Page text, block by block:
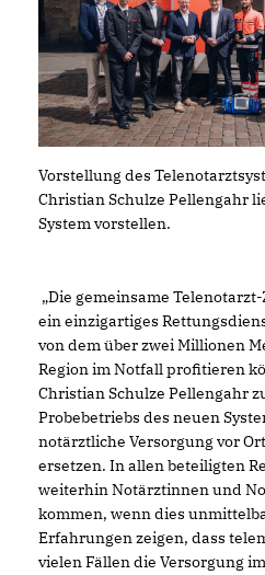
Vorstellung des
Christian Schulze Pellengahr
System vorstellen.
Die gemeinsame
ein einzigartiges
von dem über zwei Millionen
Region im Notfall profitieren
Christian Schulze Pellengahr
Probebetriebs des neuen
notärztliche Versorgung vor
ersetzen. In allen beteiligten
weiterhin Notärztinnen und
kommen, wenn dies
Erfahrungen zeigen, dass
vielen Fällen die Versorgung